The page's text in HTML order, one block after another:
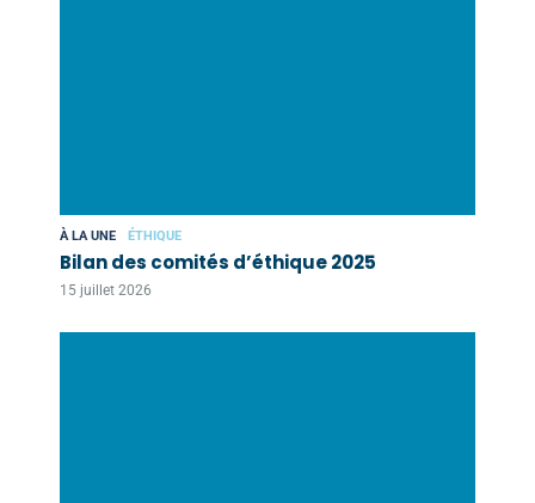
À LA UNE ÉTHIQUE
Bilan des comités d’éthique 2025
15 juillet 2026